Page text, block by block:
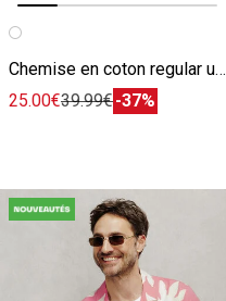
Image précédente
Image suivante
Chemise en coton regular unie
25.00€39.99€-37%